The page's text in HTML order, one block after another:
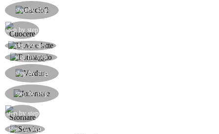
step by step
step by step
step by step
step by step
step by step
step by step
step by step
step by step